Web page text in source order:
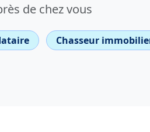
de chez vous
Chasseur